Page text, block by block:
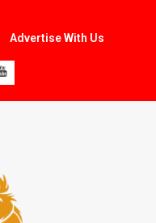
Advertise With Us